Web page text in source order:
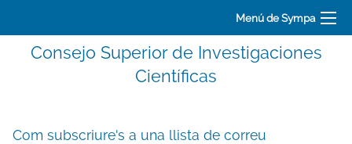
Menú de Sympa
Consejo Superior de Investigaciones
Científicas
Com subscriure's a una llista de correu